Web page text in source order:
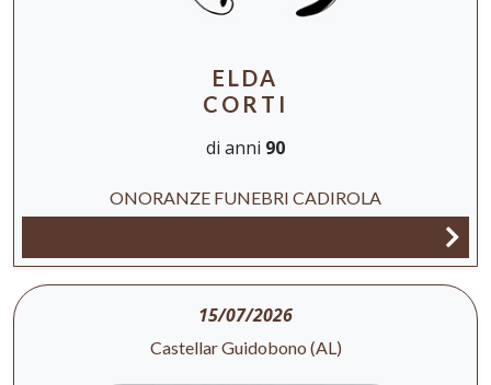
ELDA
CORTI
di anni 90
ONORANZE FUNEBRI CADIROLA
15/07/2026
Castellar Guidobono (AL)